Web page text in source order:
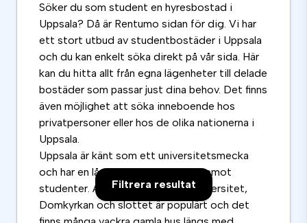
Filtrera resultat
Söker du som student en hyresbostad i
Uppsala? Då är Rentumo sidan för dig. Vi har
ett stort utbud av studentbostäder i Uppsala
och du kan enkelt söka direkt på vår sida. Här
kan du hitta allt från egna lägenheter till delade
bostäder som passar just dina behov. Det finns
även möjlighet att söka inneboende hos
privatpersoner eller hos de olika nationerna i
Uppsala.
Uppsala är känt som ett universitetsmecka
och har en lång tradition av att ta emot
studenter. Att bo nära Uppsala universitet,
Domkyrkan och slottet är populärt och det